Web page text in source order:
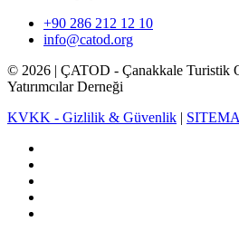
+90 286 212 12 10
info@catod.org
© 2026 | ÇATOD - Çanakkale Turistik
Yatırımcılar Derneği
KVKK - Gizlilik & Güvenlik |